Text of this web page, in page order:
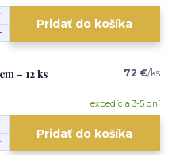
Pridať do košíka
– 12 ks
72 €/ks
expedícia 3-5 dní
Pridať do košíka